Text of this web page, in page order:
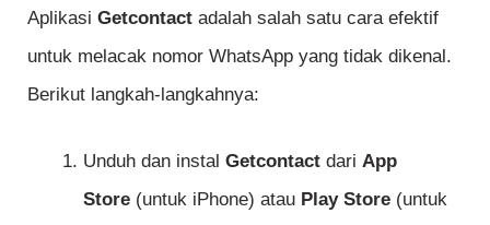
Aplikasi Getcontact adalah salah satu cara efektif
untuk melacak nomor WhatsApp yang tidak dikenal.
Berikut langkah-langkahnya:
Unduh dan instal Getcontact dari App
Store (untuk iPhone) atau Play Store (untuk